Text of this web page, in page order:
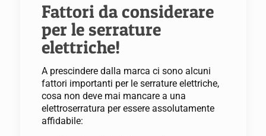
Fattori da considerare
per le serrature
elettriche!
A prescindere dalla marca ci sono alcuni
fattori importanti per le serrature elettriche,
cosa non deve mai mancare a una
elettroserratura per essere assolutamente
affidabile: